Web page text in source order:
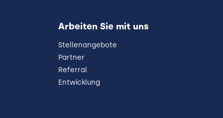
Arbeiten Sie mit uns
Stellenangebote
Partner
Referral
Entwicklung